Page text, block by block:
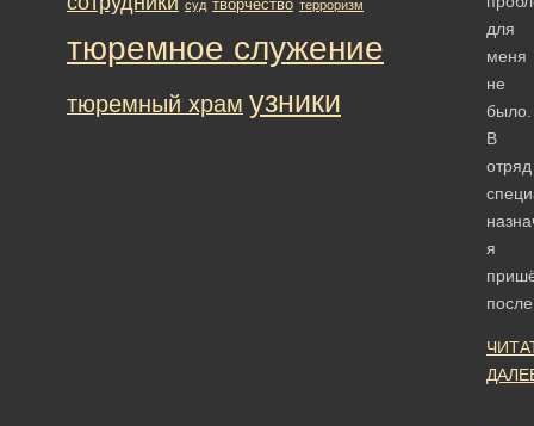
для
меня
не
было.
В
отряд
я
суд творчество терроризм
тюремное служение
тюремный храм узники